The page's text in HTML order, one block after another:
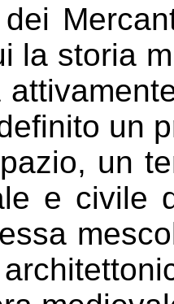
la storia
un
un
e civile